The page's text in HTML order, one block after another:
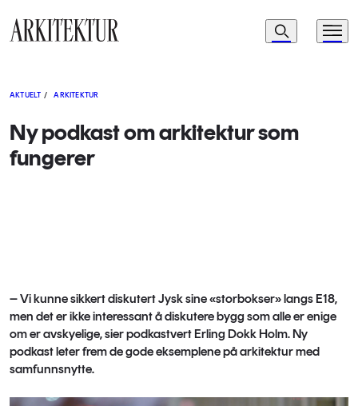
Navigasjon
Søk Meny
AKTUELT / ARKITEKTUR
Ny podkast om arkitektur som
fungerer
– Vi kunne sikkert diskutert Jysk sine «storbokser» langs E18,
men det er ikke interessant å diskutere bygg som alle er enige
om er avskyelige, sier podkastvert Erling Dokk Holm. Ny
podkast leter frem de gode eksemplene på arkitektur med
samfunnsnytte.